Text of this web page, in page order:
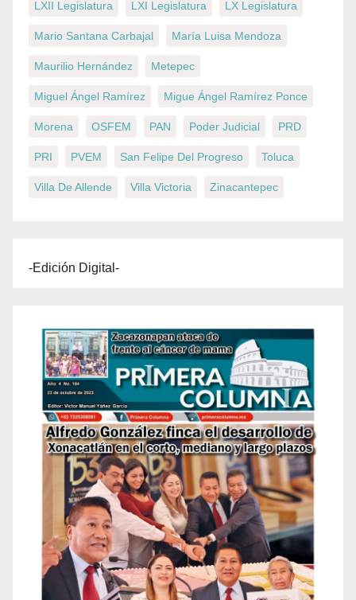
LXII Legislatura LXI Legislatura LX Legislatura
Mario Santana Carbajal María Luisa Mendoza
Maurilio Hernández Metepec
Miguel Ángel Ramírez Migue Ángel Ramírez Ponce
Morena OSFEM PAN Poder Judicial PRD
PRI PVEM San Felipe Del Progreso Toluca
Villa De Allende Villa Victoria Zinacantepec
-Edición Digital-